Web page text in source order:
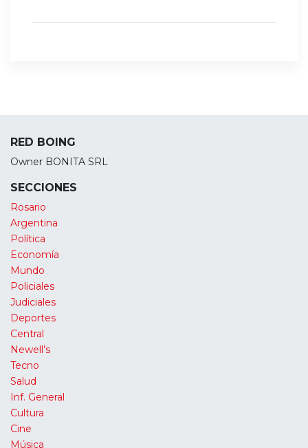
RED BOING
Owner BONITA SRL
SECCIONES
Rosario
Argentina
Política
Economía
Mundo
Policiales
Judiciales
Deportes
Central
Newell’s
Tecno
Salud
Inf. General
Cultura
Cine
Música